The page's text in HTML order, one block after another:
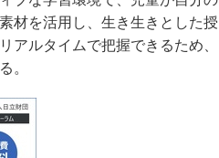
材を活用し、生き生きとした授
アルタイムで把握できるため、
。